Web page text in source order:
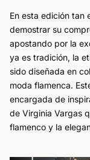
En esta edición tan
demostrar su
apostando por la
ya es tradición, la
sido diseñada en
moda flamenca.
encargada de
de Virginia Vargas
flamenco y la